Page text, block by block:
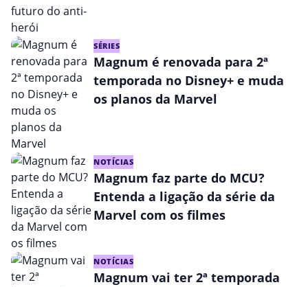
SÉRIES
Magnum é renovada para 2ª
temporada no Disney+ e muda
os planos da Marvel
NOTÍCIAS
Magnum faz parte do MCU?
Entenda a ligação da série da
Marvel com os filmes
NOTÍCIAS
Magnum vai ter 2ª temporada